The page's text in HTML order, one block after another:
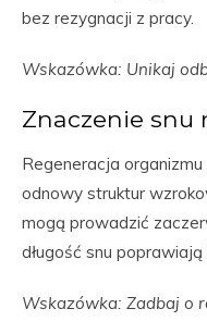
bez rezygnacji z pracy.
Wskazówka: Unikaj
Znaczenie snu
Regeneracja
odnowy struktur
mogą prowadzić
długość snu
Wskazówka: Zadbaj o